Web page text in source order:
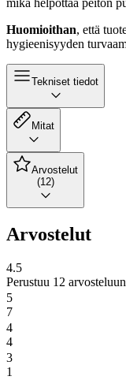
mikä helpottaa peiton
Huomioithan, että
hygieenisyyden
Tekniset tiedot
Mitat
Arvostelut
(12)
Arvostelut
4.5
Perustuu 12 arvosteluun
5
7
4
4
3
1